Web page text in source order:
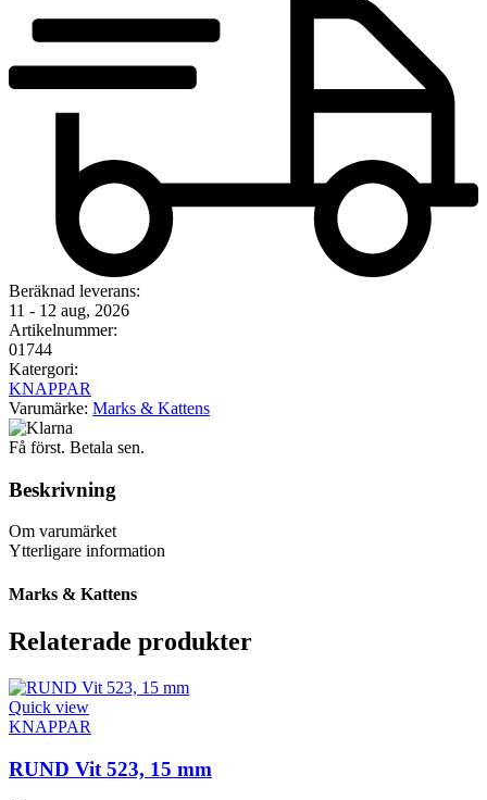
Beräknad leverans:
11 - 12 aug, 2026
Artikelnummer:
01744
Katergori:
KNAPPAR
Varumärke: Marks & Kattens
Få först. Betala sen.
Beskrivning
Om varumärket
Ytterligare information
Marks & Kattens
Relaterade produkter
Quick view
KNAPPAR
RUND Vit 523, 15 mm